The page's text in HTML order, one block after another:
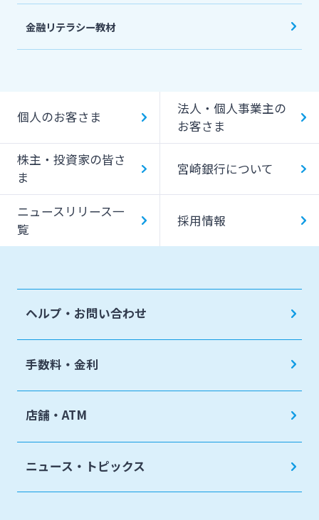
金融リテラシー教材
個人のお客さま
法人・個人事業主の
お客さま
株主・投資家の皆さ
ま
宮崎銀行について
ニュースリリース一
覧
採用情報
ヘルプ・お問い合わせ
手数料・金利
店舗・ATM
ニュース・トピックス